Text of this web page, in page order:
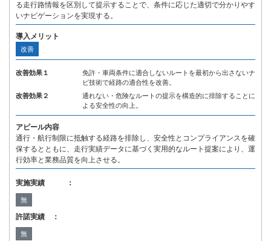
る走行路情報を区別して提示することで、条件に応じた適切で分かりやす
いナビゲーションを実現する。
導入メリット
改善
改善効果１
免許・車両条件に適合しないルートを最初から出さないナ
ビ技術で経路の適合性を改善。
改善効果２
通れない・危険なルートの提示を構造的に排除することに
よる安全性の向上。
アピール内容
通行・航行制限に抵触する経路を排除し、安全性とコンプライアンスを確
保するとともに、走行実績データに基づく実用的なルート提案により、運
行効率と業務品質を向上させる。
実施実績 ：
無
許諾実績 ：
無